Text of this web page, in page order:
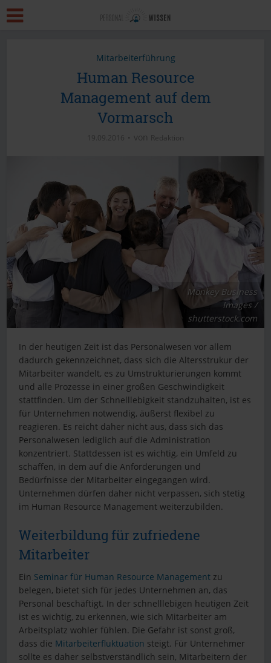
Mitarbeiterführung
Human Resource
Management auf dem
Vormarsch
19.09.2016 von Redaktion
Monkey Business
Images /
shutterstock.com
In der heutigen Zeit ist das Personalwesen vor allem
dadurch gekennzeichnet, dass sich die Altersstrukur der
Mitarbeiter wandelt, es zu Umstrukturierungen kommt
und alle Prozesse in einer großen Geschwindigkeit
stattfinden. Um der Schnelllebigkeit standzuhalten, ist es
für Unternehmen notwendig, äußerst flexibel zu
reagieren. Es reicht daher nicht aus, dass sich das
Personalwesen lediglich auf die Administration
konzentriert. Stattdessen ist es wichtig, ein Umfeld zu
schaffen, in dem auf die Anforderungen und
Bedürfnisse der Mitarbeiter eingegangen wird.
Unternehmen dürfen daher nicht verpassen, sich stetig
im Human Resource Management weiterzubilden.
Weiterbildung für zufriedene
Mitarbeiter
Ein Seminar für Human Resource Management zu
belegen, bietet sich für jedes Unternehmen an, das
Personal beschäftigt. In der schnelllebigen heutigen Zeit
ist es wichtig, zu erkennen, wie sich Mitarbeiter am
Arbeitsplatz wohler fühlen. Die Gefahr ist sonst groß,
dass die Mitarbeiterfluktuation steigt. Für Unternehmer
sollte es daher selbstverständlich sein, Mitarbeitern der